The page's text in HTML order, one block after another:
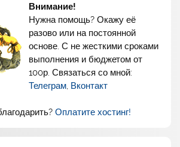
Внимание!
Нужна помощь? Окажу её
разово или на постоянной
основе. С не жесткими сроками
выполнения и бюджетом от
100р. Связаться со мной:
Телеграм Вконтакт
Оплатите хостинг!